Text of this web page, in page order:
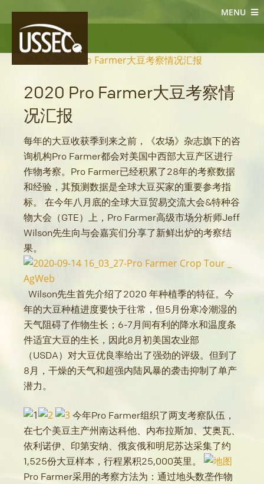
MENU
大豆新闻
2020 Pro Farmer大豆考察情况汇报
2020 Pro Farmer大豆考察情
况汇报
每年的大豆收获季到来之前，《农场》杂志旗下的咨
询机构Pro Farmer都会对美国中西部大豆产区进行
作物考察。Pro Farmer已经积累了28年的考察数据
和经验，其预测数据是全球大豆买家的重要参考指
标。 在今年八月底的全球大豆贸易交流大会&特种谷
物大会（GTE）上，Pro Farmer高级市场分析师Jeff
Wilson先生向与会嘉宾们分享了新鲜出炉的考察结
果。
Wilson先生首先介绍了2020 年种植季的特征。今
年的大豆种植进度要快于往常，但5月份寒冷潮湿的
天气阻碍了作物生长；6-7月间有利的降水和温度条
件适宜大豆的生长，因此8月初美国农业部
（USDA）对大豆优良率给出了强劲的评级。但到了
8月，干燥的天气和超强内陆风暴的袭击抑制了单产
潜力。
今年Pro Farmer组织了两支考察队伍，
在七个美豆主产州南达科他、内布拉斯加、艾奥瓦、
依利诺伊、印第安纳、俄亥俄和明尼苏达采集了约
1,525份大豆样本，行程累积25,000英里。
Pro Farmer采用的考察方法为：通过地头数垄作物